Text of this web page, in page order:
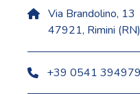
Via Brandolino, 13
47921, Rimini (RN)
+39 0541 394979